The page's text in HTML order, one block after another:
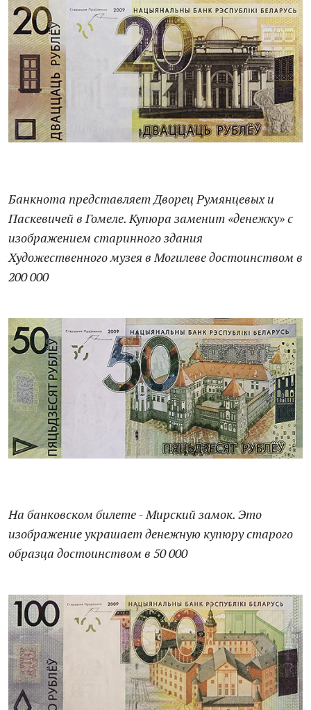
Банкнота представляет Дворец Румянцевых и
Паскевичей в Гомеле. Купюра заменит «денежку» с
изображением старинного здания
Художественного музея в Могилеве достоинством в
200 000
На банковском билете - Мирский замок. Это
изображение украшает денежную купюру старого
образца достоинством в 50 000